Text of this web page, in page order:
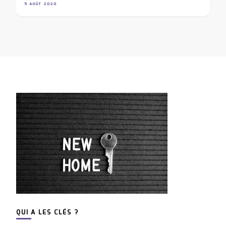
5 AOÛT 2020
QUI A LES CLÉS ?